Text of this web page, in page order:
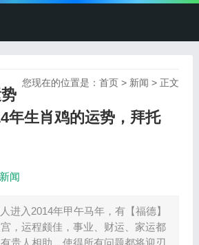
您现在的位置是：首页 > 新闻 > 正文
年生肖鸡的运势，拜托
新闻
进入2014年甲午马年，有【福德】
宫，运程颇佳，事业、财运、家运都
贵人相助，使得所有问题都将迎刃